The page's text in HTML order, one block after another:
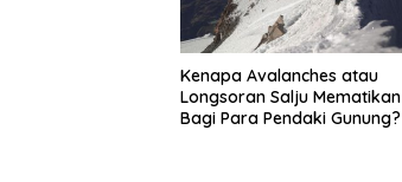
Kenapa Avalanches atau
Longsoran Salju Mematikan
Bagi Para Pendaki Gunung?